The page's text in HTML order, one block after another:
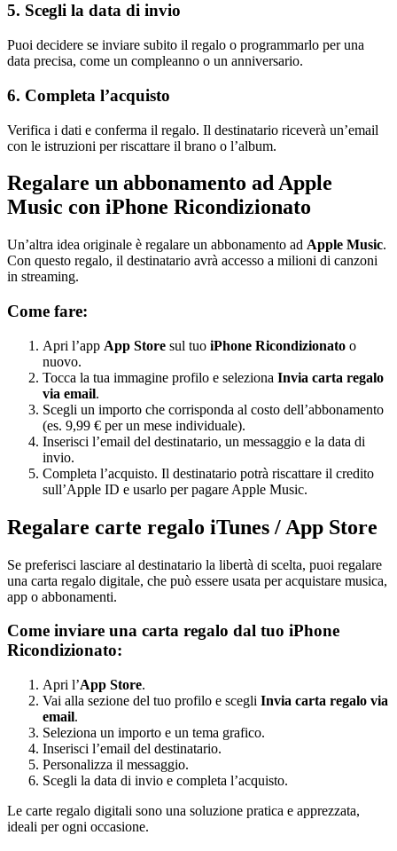
5. Scegli la data di invio
Puoi decidere se inviare subito il regalo o programmarlo per una
data precisa, come un compleanno o un anniversario.
6. Completa l’acquisto
Verifica i dati e conferma il regalo. Il destinatario riceverà un’email
con le istruzioni per riscattare il brano o l’album.
Regalare un abbonamento ad Apple
Music con iPhone Ricondizionato
Un’altra idea originale è regalare un abbonamento ad Apple Music.
Con questo regalo, il destinatario avrà accesso a milioni di canzoni
in streaming.
Come fare:
Apri l’app App Store sul tuo iPhone Ricondizionato o
nuovo.
Tocca la tua immagine profilo e seleziona Invia carta regalo
via email.
Scegli un importo che corrisponda al costo dell’abbonamento
(es. 9,99 € per un mese individuale).
Inserisci l’email del destinatario, un messaggio e la data di
invio.
Completa l’acquisto. Il destinatario potrà riscattare il credito
sull’Apple ID e usarlo per pagare Apple Music.
Regalare carte regalo iTunes / App Store
Se preferisci lasciare al destinatario la libertà di scelta, puoi regalare
una carta regalo digitale, che può essere usata per acquistare musica,
app o abbonamenti.
Come inviare una carta regalo dal tuo iPhone
Ricondizionato:
Apri l’App Store.
Vai alla sezione del tuo profilo e scegli Invia carta regalo via
email.
Seleziona un importo e un tema grafico.
Inserisci l’email del destinatario.
Personalizza il messaggio.
Scegli la data di invio e completa l’acquisto.
Le carte regalo digitali sono una soluzione pratica e apprezzata,
ideali per ogni occasione.